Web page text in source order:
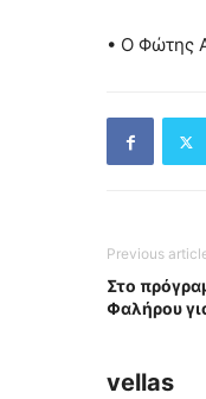
• Ο Φώτης
Previous
Στο
Φαλήρου
vellas